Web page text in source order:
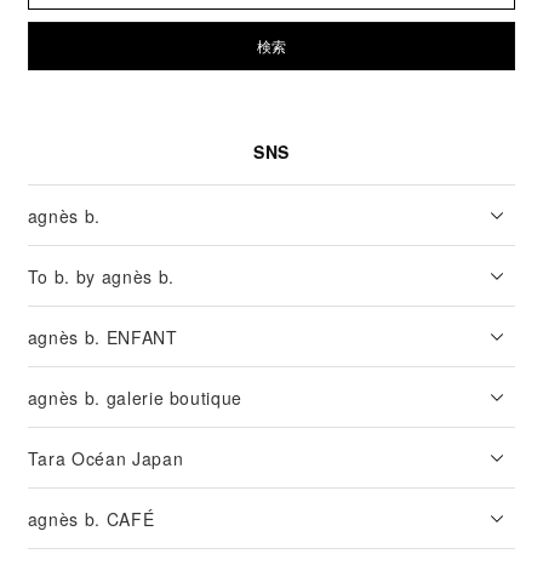
検索
SNS
agnès b.
To b. by agnès b.
agnès b. ENFANT
agnès b. galerie boutique
Tara Océan Japan
agnès b. CAFÉ